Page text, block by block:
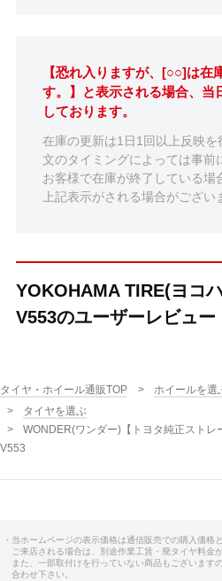
【恐れ入りますが、[○○]は在
す。】と表示される場合、当
しております。
在庫の更新は1日1回以上反映
文のタイミングによっては事前
お客様で在庫が終了している場
上記表示がされる場合がござい
YOKOHAMA TIRE(ヨコ
V553のユーザーレビュー
タイヤ・ホイール通販TOP ホイールを選
タイヤを選ぶ
WONDER(ワンダー)【トヨタ純正ストレ
V553
・当ホームページの表示価格は通信販売での購入価格
ご来店される場合は、別途作業工賃・廃タイヤ料金
また、一部取付けを行っていない商品もございます
合わせ下さい。